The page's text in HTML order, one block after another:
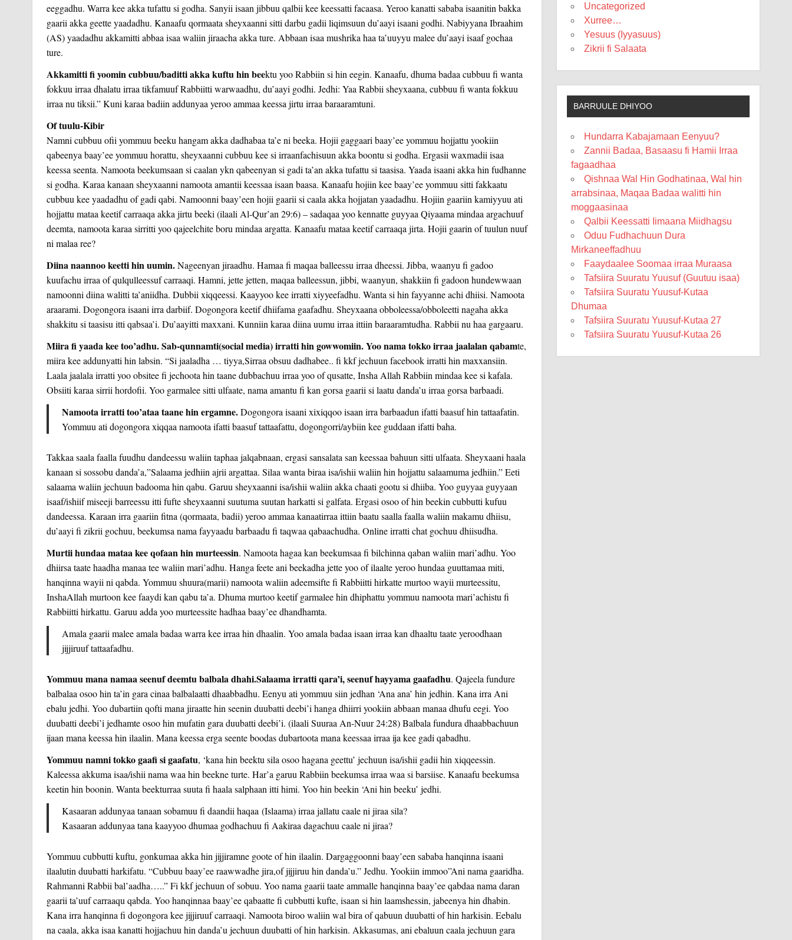
eeggadhu. Warra kee akka tufattu si godha. Sanyii isaan jibbuu qalbii kee keessatti facaasa. Yeroo kanatti sababa isaanitin bakka
gaarii akka geette yaadadhu. Kanaafu qormaata sheyxaanni sitti darbu gadii liqimsuun du’aayi isaani godhi. Nabiyyana Ibraahim
(AS) yaadadhu akkamitti abbaa isaa waliin jiraacha akka ture. Abbaan isaa mushrika haa ta’uuyyu malee du’aayi isaaf gochaa
ture.
Akkamitti fi yoomin cubbuu/baditti akka kuftu hin beektu yoo Rabbiin si hin eegin. Kanaafu, dhuma badaa cubbuu fi wanta
fokkuu irraa dhalatu irraa tikfamuuf Rabbiitti warwaadhu, du’aayi godhi. Jedhi: Yaa Rabbii sheyxaana, cubbuu fi wanta fokkuu
irraa nu tiksii.” Kuni karaa badiin addunyaa yeroo ammaa keessa jirtu irraa baraaramtuni.
Of tuulu-Kibir
Namni cubbuu ofii yommuu beeku hangam akka dadhabaa ta’e ni beeka. Hojii gaggaari baay’ee yommuu hojjattu yookiin
qabeenya baay’ee yommuu horattu, sheyxaanni cubbuu kee si irraanfachisuun akka boontu si godha. Ergasii waxmadii isaa
keessa seenta. Namoota beekumsaan si caalan ykn qabeenyan si gadi ta’an akka tufattu si taasisa. Yaada isaani akka hin fudhanne
si godha. Karaa kanaan sheyxaanni namoota amantii keessaa isaan baasa. Kanaafu hojiin kee baay’ee yommuu sitti fakkaatu
cubbuu kee yaadadhu of gadi qabi. Namoonni baay’een hojii gaarii si caala akka hojjatan yaadadhu. Hojiin gaariin kamiyyuu ati
hojjattu mataa keetif carraaqa akka jirtu beeki (ilaali Al-Qur’an 29:6) – sadaqaa yoo kennatte guyyaa Qiyaama mindaa argachuuf
deemta, namoota karaa sirritti yoo qajeelchite boru mindaa argatta. Kanaafu mataa keetif carraaqa jirta. Hojii gaarin of tuulun nuuf
ni malaa ree?
Diina naannoo keetti hin uumin.Nageenyan jiraadhu. Hamaa fi maqaa balleessu irraa dheessi. Jibba, waanyu fi gadoo
kuufachu irraa of qulqulleessuf carraaqi. Hamni, jette jetten, maqaa balleessun, jibbi, waanyun, shakkiin fi gadoon hundewwaan
namoonni diina walitti ta’aniidha. Dubbii xiqqeessi. Kaayyoo kee irratti xiyyeefadhu. Wanta si hin fayyanne achi dhiisi. Namoota
araarami. Dogongora isaani irra darbiif. Dogongora keetif dhiifama gaafadhu. Sheyxaana obboleessa/obboleetti nagaha akka
shakkitu si taasisu itti qabsaa’i. Du’aayitti maxxani. Kunniin karaa diina uumu irraa ittiin baraaramtudha. Rabbii nu haa gargaaru.
Miira fi yaada kee too’adhu. Sab-qunnamti(social media) irratti hin gowwomiin. Yoo nama tokko irraa jaalalan qabamte,
miira kee addunyatti hin labsin. “Si jaaladha … tiyya,Sirraa obsuu dadhabee.. fi kkf jechuun facebook irratti hin maxxansiin.
Laala jaalala irratti yoo obsitee fi jechoota hin taane dubbachuu irraa yoo of qusatte, Insha Allah Rabbiin mindaa kee si kafala.
Obsiiti karaa sirrii hordofii. Yoo garmalee sitti ulfaate, nama amantu fi kan gorsa gaarii si laatu danda’u irraa gorsa barbaadi.
Namoota irratti too’ataa taane hin ergamne.Dogongora isaani xixiqqoo isaan irra barbaadun ifatti baasuf hin tattaafatin.
Yommuu ati dogongora xiqqaa namoota ifatti baasuf tattaafattu, dogongorri/aybiin kee guddaan ifatti baha.
Takkaa saala faalla fuudhu dandeessu waliin taphaa jalqabnaan, ergasi sansalata san keessaa bahuun sitti ulfaata. Sheyxaani haala
kanaan si sossobu danda’a,”Salaama jedhiin ajrii argattaa. Silaa wanta biraa isa/ishii waliin hin hojjattu salaamuma jedhiin.” Eeti
salaama waliin jechuun badooma hin qabu. Garuu sheyxaanni isa/ishii waliin akka chaati gootu si dhiiba. Yoo guyyaa guyyaan
isaaf/ishiif miseeji barreessu itti fufte sheyxaanni suutuma suutan harkatti si galfata. Ergasi osoo of hin beekin cubbutti kufuu
dandeessa. Karaan irra gaariin fitna (qormaata, badii) yeroo ammaa kanaatirraa ittiin baatu saalla faalla waliin makamu dhiisu,
du’aayi fi zikrii gochuu, beekumsa nama fayyaadu barbaadu fi taqwaa qabaachudha. Online irratti chat gochuu dhiisudha.
Murtii hundaa mataa kee qofaan hin murteessin. Namoota hagaa kan beekumsaa fi bilchinna qaban waliin mari’adhu. Yoo
dhiirsa taate haadha manaa tee waliin mari’adhu. Hanga feete ani beekadha jette yoo of ilaalte yeroo hundaa guuttamaa miti,
hanqinna wayii ni qabda. Yommuu shuura(marii) namoota waliin adeemsifte fi Rabbiitti hirkatte murtoo wayii murteessitu,
InshaAllah murtoon kee faaydi kan qabu ta’a. Dhuma murtoo keetif garmalee hin dhiphattu yommuu namoota mari’achistu fi
Rabbiitti hirkattu. Garuu adda yoo murteessite hadhaa baay’ee dhandhamta.
Amala gaarii malee amala badaa warra kee irraa hin dhaalin. Yoo amala badaa isaan irraa kan dhaaltu taate yeroodhaan
jijjiruuf tattaafadhu.
Yommuu mana namaa seenuf deemtu balbala dhahi.Salaama irratti qara’i, seenuf hayyama gaafadhu. Qajeela fundure
balbalaa osoo hin ta’in gara cinaa balbalaatti dhaabbadhu. Eenyu ati yommuu siin jedhan ‘Ana ana’ hin jedhin. Kana irra Ani
ebalu jedhi. Yoo dubartiin qofti mana jiraatte hin seenin duubatti deebi’i hanga dhiirri yookiin abbaan manaa dhufu eegi. Yoo
duubatti deebi’i jedhamte osoo hin mufatin gara duubatti deebi’i. (ilaali Suuraa An-Nuur 24:28) Balbala fundura dhaabbachuun
ijaan mana keessa hin ilaalin. Mana keessa erga seente boodas dubartoota mana keessaa irraa ija kee gadi qabadhu.
Yommuu namni tokko gaafi si gaafatu, ‘kana hin beektu sila osoo hagana geettu’ jechuun isa/ishii gadii hin xiqqeessin.
Kaleessa akkuma isaa/ishii nama waa hin beekne turte. Har’a garuu Rabbiin beekumsa irraa waa si barsiise. Kanaafu beekumsa
keetin hin boonin. Wanta beekturraa suuta fi haala salphaan itti himi. Yoo hin beekin ‘Ani hin beeku’ jedhi.
Kasaaran addunyaa tanaan sobamuu fi daandii haqaa (Islaama) irraa jallatu caale ni jiraa sila?
Kasaaran addunyaa tana kaayyoo dhumaa godhachuu fi Aakiraa dagachuu caale ni jiraa?
Yommuu cubbutti kuftu, gonkumaa akka hin jijjiramne goote of hin ilaalin. Dargaggoonni baay’een sababa hanqinna isaani
ilaalutin duubatti harkifatu. “Cubbuu baay’ee raawwadhe jira,of jijjiruu hin danda’u.” Jedhu. Yookiin immoo”Ani nama gaaridha.
Rahmanni Rabbii bal’aadha…..” Fi kkf jechuun of sobuu. Yoo nama gaarii taate ammalle hanqinna baay’ee qabdaa nama daran
gaarii ta’uuf carraaqu qabda. Yoo hanqinnaa baay’ee qabaatte fi cubbutti kufte, isaan si hin laamshessin, jabeenya hin dhabin.
Kana irra hanqinna fi dogongora kee jijjiruuf carraaqi. Namoota biroo waliin wal bira of qabuun duubatti of hin harkisin. Eebalu
na caala, akka isaa kanatti hojjachuu hin danda’u jechuun duubatti of hin harkisin. Akkasumas, ani ebaluun caala jechuun gara
Uncategorized
Xurree…
Yesuus (Iyyasuus)
Zikrii fi Salaata
BARRUULE DHIYOO
Hundarra Kabajamaan Eenyuu?
Zannii Badaa, Basaasu fi Hamii Irraa
fagaadhaa
Qishnaa Wal Hin Godhatinaa, Wal hin
arrabsinaa, Maqaa Badaa walitti hin
moggaasinaa
Qalbii Keessatti Iimaana Miidhagsu
Oduu Fudhachuun Dura
Mirkaneeffadhuu
Faaydaalee Soomaa irraa Muraasa
Tafsiira Suuratu Yuusuf (Guutuu isaa)
Tafsiira Suuratu Yuusuf-Kutaa
Dhumaa
Tafsiira Suuratu Yuusuf-Kutaa 27
Tafsiira Suuratu Yuusuf-Kutaa 26